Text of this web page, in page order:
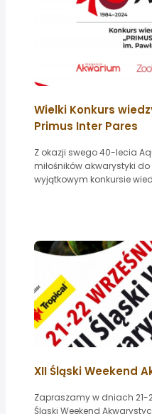
Wielki Konkurs
Primus Inter Pares
Z okazji swego 40-lecia
miłośników akwarystyki
wyjątkowym konkursie
XII Śląski Weekend
Zapraszamy w dniach 21-
Śląski Weekend